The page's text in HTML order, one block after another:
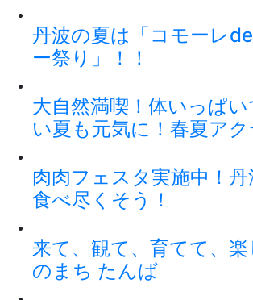
丹波の夏は「コモーレ
ー祭り」！！
大自然満喫！体いっぱ
い夏も元気に！春夏ア
肉肉フェスタ実施中！
食べ尽くそう！
来て、観て、育てて、
のまち たんば